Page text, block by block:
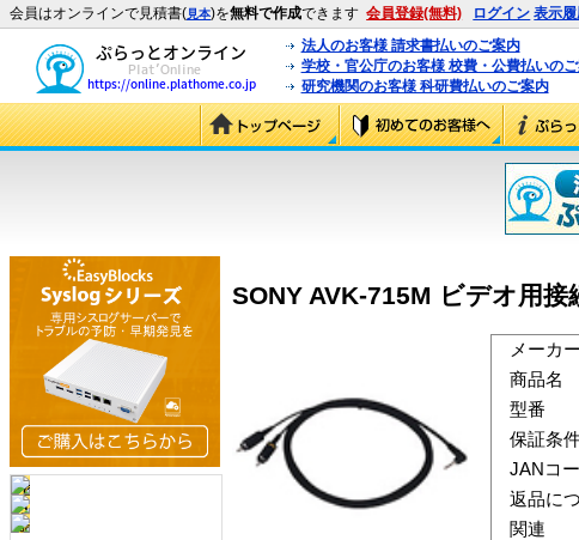
会員はオンラインで見積書(見本)を無料で作成できます 会員登録(無料) ログイン 表示
法人のお客様 請求書払いのご案内
学校・官公庁のお客様 校費・公費払いの
研究機関のお客様 科研費払いのご案内
SONY AVK-715M ビデオ用接
メーカー
商品名
型番
保証条
JANコ
返品に
関連